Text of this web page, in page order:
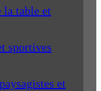
la table et
sportives
et